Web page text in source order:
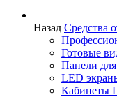
Назад Средства
Готовые
Панели
LED
Кабинеты